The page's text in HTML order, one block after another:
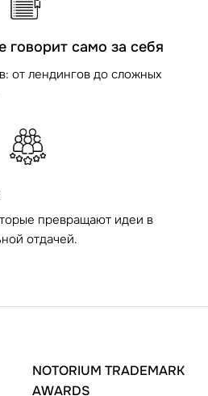
говорит само за себя
от лендингов до сложных
превращают идеи в
отдачей.
NOTORIUM TRADEMARK
AWARDS